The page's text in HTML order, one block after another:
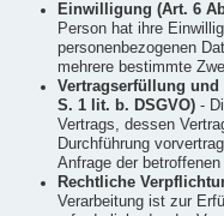
Einwilligung (Art. 6
Person hat ihre
personenbezogenen
mehrere bestimmte
Vertragserfüllung und
S. 1 lit. b. DSGVO)-
Vertrags, dessen
Durchführung
Anfrage der
Rechtliche
Verarbeitung ist zur